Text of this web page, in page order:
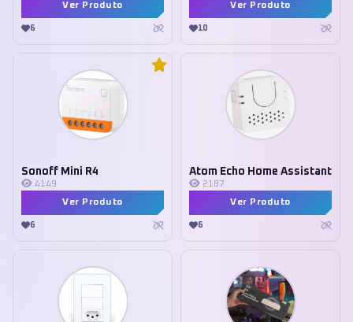
Ver Produto
6
Ver Produto
10
Sonoff Mini R4
4149
Ver Produto
6
Atom Echo Home Assistant
2187
Ver Produto
6